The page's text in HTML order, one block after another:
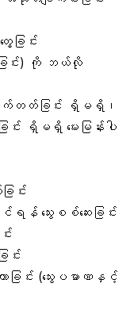
ခြင်း
ခြင်း) ကို ဘယ်လို
ာက်တတ်ခြင်း ရှိမရှိ၊
ရှိမရှိ မေးမြန်းပါ
င်း
သွေးစစ်ဆေးခြင်း
း
း
ာခြင်း (သွေးပမာဏနှင့်